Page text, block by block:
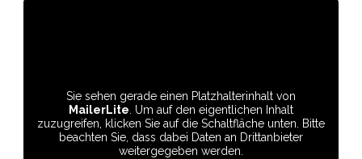
Sie sehen gerade einen Platzhalterinhalt von
MailerLite . Um auf den eigentlichen Inhalt
zuzugreifen, klicken Sie auf die Schaltfläche unten. Bitte
beachten Sie, dass dabei Daten an Drittanbieter
weitergegeben werden.